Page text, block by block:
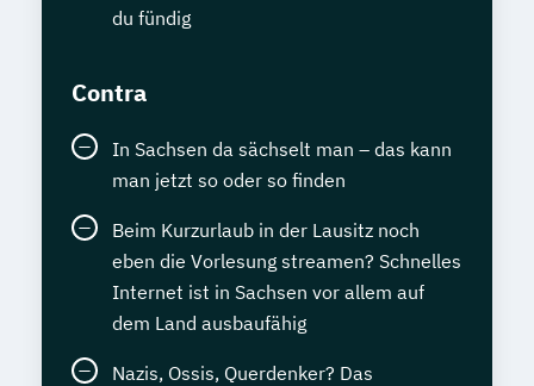
du fündig
Contra
In Sachsen da sächselt man – das kann
man jetzt so oder so finden
Beim Kurzurlaub in der Lausitz noch
eben die Vorlesung streamen? Schnelles
Internet ist in Sachsen vor allem auf
dem Land ausbaufähig
Nazis, Ossis, Querdenker? Das